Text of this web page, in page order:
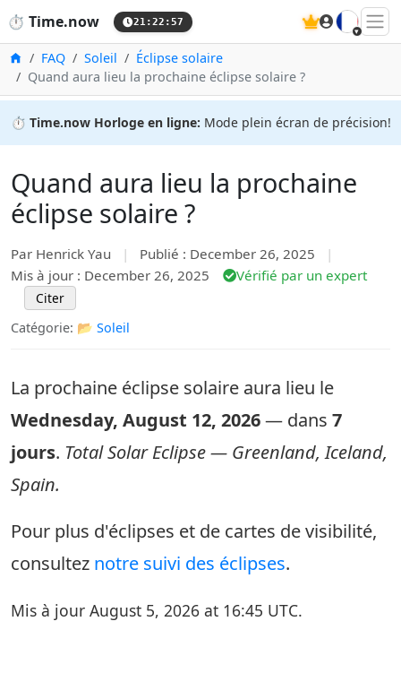
⏱️ Time.now 21:22:58 🇫🇷
Accueil
FAQ Soleil
Éclipse solaire
Quand aura lieu la prochaine éclipse solaire ?
⏱️ Time.now Horloge en ligne: Mode plein écran de précision!
Quand aura lieu la prochaine
éclipse solaire ?
Par Henrick Yau | Publié : December 26, 2025
|
Mis à jour : December 26, 2025
Vérifié par un expert
Citer
Catégorie: 📂 Soleil
La prochaine éclipse solaire aura lieu le
Wednesday, August 12, 2026— dans 7
jours. Total Solar Eclipse — Greenland, Iceland,
Spain.
Pour plus d'éclipses et de cartes de visibilité,
consultez notre suivi des éclipses.
Mis à jour August 5, 2026 at 16:45 UTC.